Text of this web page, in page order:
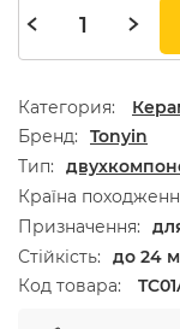
Категория:
Бренд
Tonyin
Тип
Країна
Призначення
Стійкість
до 24
Код товара: